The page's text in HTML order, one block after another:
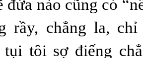
nào cũng có
rầy, chẳng la,
tôi sợ điếng